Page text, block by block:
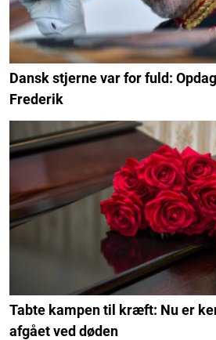
Dansk stjerne var for fuld:
Frederik
Tabte kampen til kræft: Nu er
afgået ved døden